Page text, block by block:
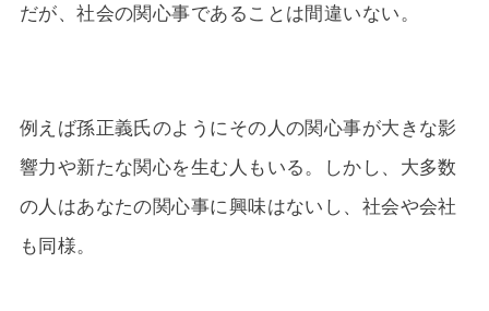
だが、社会の関心事であることは間違いない。
例えば孫正義氏のようにその人の関心事が大きな影
響力や新たな関心を生む人もいる。しかし、大多数
の人はあなたの関心事に興味はないし、社会や会社
も同様。